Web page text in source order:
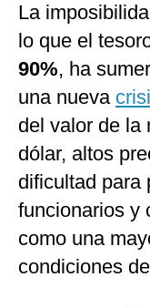
La
lo que el
90%, ha
una nueva
del valor de la
dólar, altos
dificultad para
funcionarios y
como una
condiciones